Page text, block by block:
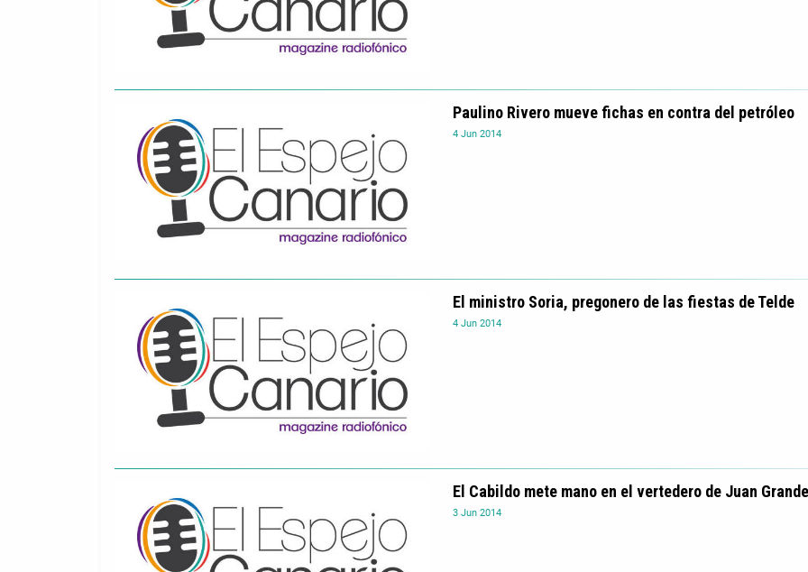
4 Jun 2014
Paulino Rivero mueve fichas en contra del petróleo
4 Jun 2014
El ministro Soria, pregonero de las fiestas de Telde
3 Jun 2014
El Cabildo mete mano en el vertedero de Juan Grande